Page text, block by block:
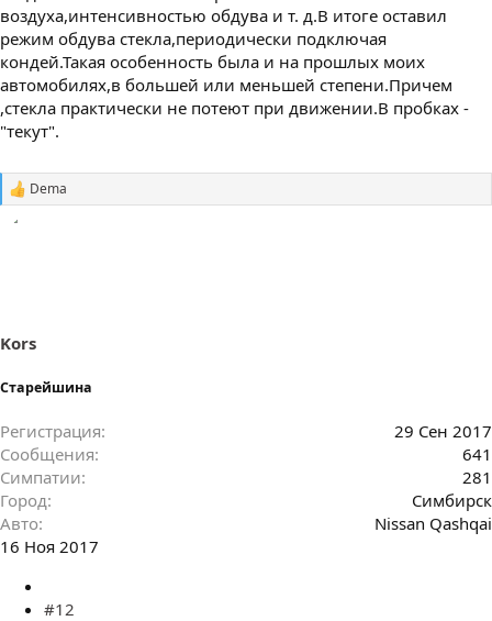
воздуха,интенсивностью обдува и т. д.В итоге оставил
режим обдува стекла,периодически подключая
кондей.Такая особенность была и на прошлых моих
автомобилях,в большей или меньшей степени.Причем
,стекла практически не потеют при движении.В пробках -
"текут".
С
:
Dema
Kors
Старейшина
Регистрация
29 Сен 2017
Сообщения
641
Симпатии
281
Город
Симбирск
Авто
Nissan Qashqai
16 Ноя 2017
#12